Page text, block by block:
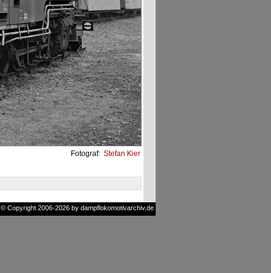
Fotograf: Stefan Kier
© Copyright 2006-2026 by dampflokomotivarchiv.de